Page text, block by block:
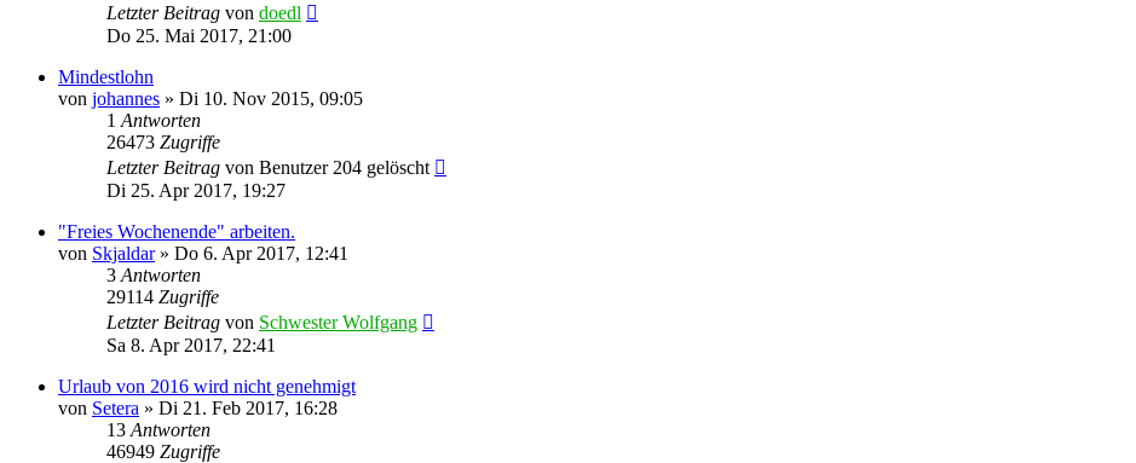
Letzter Beitrag von doedl
Do 25. Mai 2017, 21:00
Mindestlohn
von johannes » Di 10. Nov 2015, 09:05
1 Antworten
26473 Zugriffe
Letzter Beitrag von Benutzer 204 gelöscht
Di 25. Apr 2017, 19:27
"Freies Wochenende" arbeiten.
von Skjaldar» Do 6. Apr 2017, 12:41
3 Antworten
29114 Zugriffe
Letzter Beitrag von Schwester Wolfgang
Sa 8. Apr 2017, 22:41
Urlaub von 2016 wird nicht genehmigt
von Setera » Di 21. Feb 2017, 16:28
13 Antworten
46949 Zugriffe